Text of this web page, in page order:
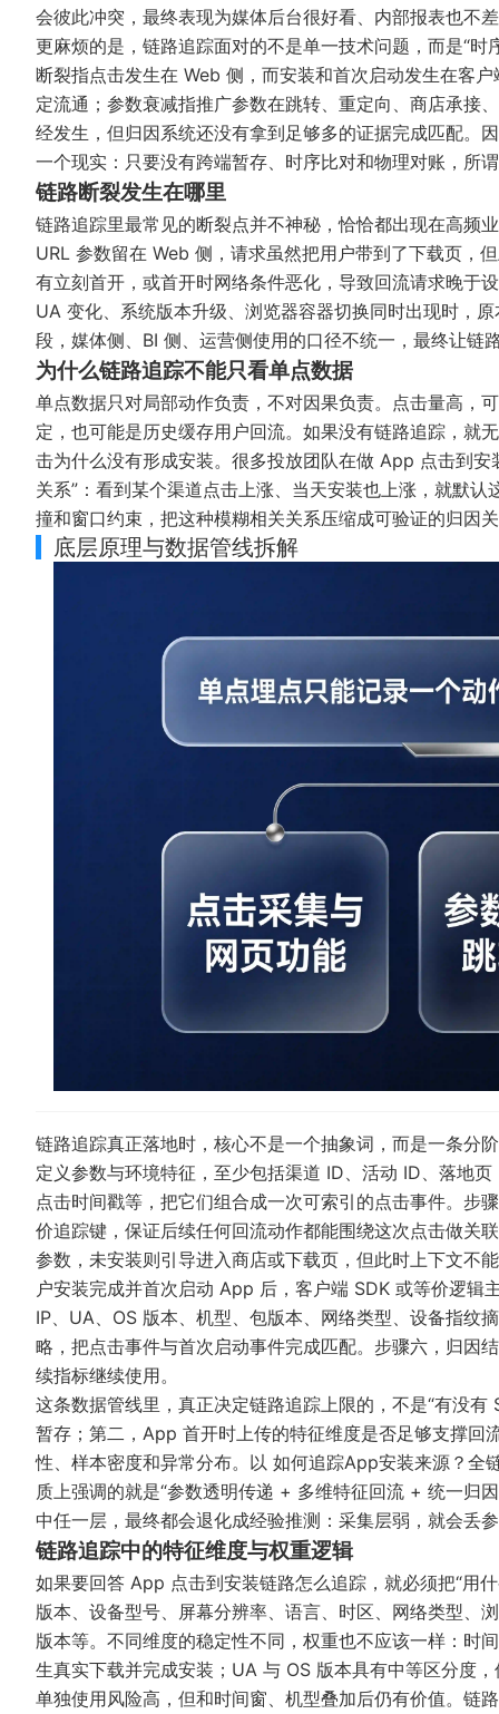
会彼此冲突，最终表现为媒体后台很好看、内部报表也不
更麻烦的是，链路追踪面对的不是单一技术问题，而是“
断裂指点击发生在 Web 侧，而安装和首次启动发生在客
定流通；参数衰减指推广参数在跳转、重定向、商店承接
经发生，但归因系统还没有拿到足够多的证据完成匹配。
一个现实：只要没有跨端暂存、时序比对和物理对账，所
链路断裂发生在哪里
链路追踪里最常见的断裂点并不神秘，恰恰都出现在高频
URL 参数留在 Web 侧，请求虽然把用户带到了下载页，
有立刻首开，或首开时网络条件恶化，导致回流请求晚于
UA 变化、系统版本升级、浏览器容器切换同时出现时，
段，媒体侧、BI 侧、运营侧使用的口径不统一，最终让链
为什么链路追踪不能只看单点数据
单点数据只对局部动作负责，不对因果负责。点击量高，
定，也可能是历史缓存用户回流。如果没有链路追踪，就
击为什么没有形成安装。很多投放团队在做 App 点击到
关系”：看到某个渠道点击上涨、当天安装也上涨，就默
撞和窗口约束，把这种模糊相关关系压缩成可验证的归因
底层原理与数据管线拆解
链路追踪真正落地时，核心不是一个抽象词，而是一条分
定义参数与环境特征，至少包括渠道 ID、活动 ID、落地
点击时间戳等，把它们组合成一次可索引的点击事件。
价追踪键，保证后续任何回流动作都能围绕这次点击做关
参数，未安装则引导进入商店或下载页，但此时上下文不
户安装完成并首次启动 App 后，客户端 SDK 或等价逻辑
IP、UA、OS 版本、机型、包版本、网络类型、设备指纹
略，把点击事件与首次启动事件完成匹配。步骤六，归因
续指标继续使用。
这条数据管线里，真正决定链路追踪上限的，不是“有没
暂存；第二，App 首开时上传的特征维度是否足够支撑回
性、样本密度和异常分布。以 如何追踪App安装来源？全
质上强调的就是“参数透明传递 + 多维特征回流 + 统一归
中任一层，最终都会退化成经验推测：采集层弱，就会丢
链路追踪中的特征维度与权重逻辑
如果要回答 App 点击到安装链路怎么追踪，就必须把“用
版本、设备型号、屏幕分辨率、语言、时区、网络类型、
版本等。不同维度的稳定性不同，权重也不应该一样：时
生真实下载并完成安装；UA 与 OS 版本具有中等区分度
单独使用风险高，但和时间窗、机型叠加后仍有价值。链